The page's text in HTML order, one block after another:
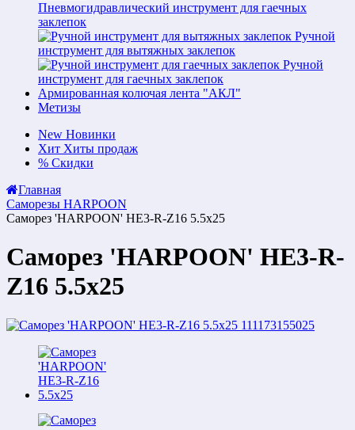
Пневмогидравлический инструмент для гаечных
заклепок
Ручной
инструмент для вытяжных заклепок
Ручной
инструмент для гаечных заклепок
Армированная колючая лента "АКЛ"
Метизы
New Новинки
Хит Хиты продаж
% Скидки
Главная
Саморезы HARPOON
Саморез 'HARPOON' НЕ3-R-Z16 5.5x25
Саморез 'HARPOON' НЕ3-R-
Z16 5.5x25